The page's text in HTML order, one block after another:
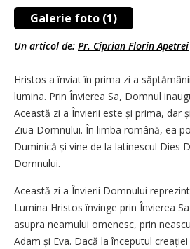
Galerie foto (1)
Un articol de: Pr. Ciprian Florin Apetrei
Hristos a înviat în prima zi a
lumina. Prin Învierea Sa, Domnul
Această zi a Învierii este și prima, dar
Ziua Domnului. În limba română, ea
Duminică și vine de la latinescul Dies
Domnului.
Această zi a Învierii Domnului
Lumina Hristos învinge prin Învierea
asupra neamului omenesc, prin
Adam și Eva. Dacă la începutul